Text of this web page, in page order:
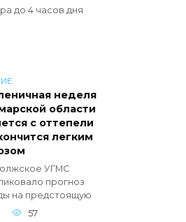
до 4 часов дня
неделя
области
с оттепели
легким
УГМС
прогноз
на предстоящую
57